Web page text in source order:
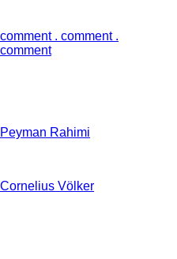
comment . comment .
comment
Peyman Rahimi
Cornelius Völker